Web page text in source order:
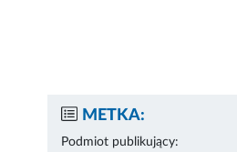
METKA:
Podmiot publikujący: